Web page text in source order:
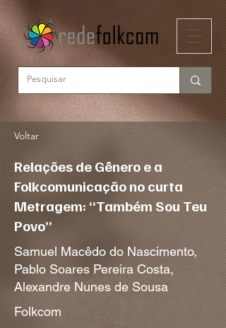
Voltar
Relações de Gênero e a
Folkcomunicação no curta
Metragem: “Também Sou Teu
Povo”
Samuel Macêdo do Nascimento,
Pablo Soares Pereira Costa,
Alexandre Nunes de Sousa
Folkcom